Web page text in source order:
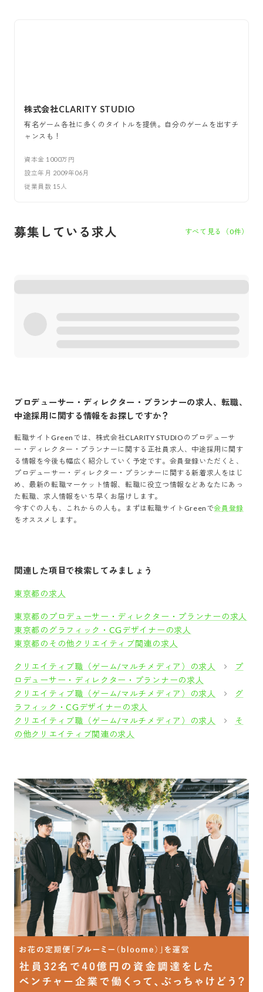
株式会社CLARITY STUDIO
有名ゲーム各社に多くのタイトルを提供。自分のゲームを出すチ
ャンスも！
資本金 1000万円
設立年月 2009年06月
従業員数 15 人
募集している求人 すべて見る（0件）
プロデューサー・ディレクター・プランナーの求人、転職、
中途採用に関する情報をお探しですか？
転職サイトGreenでは、 株式会社CLARITY STUDIO の プロデューサ
ー・ディレクター・プランナー に関する正社員求人、中途採用に関す
る情報を今後も幅広く紹介していく予定です。会員登録いただくと、
プロデューサー・ディレクター・プランナー に関する新着求人をはじ
め、最新の転職マーケット情報、転職に役立つ情報などあなたにあっ
た転職、求人情報をいち早くお届けします。
今すぐの人も、これからの人も。まずは転職サイトGreenで会員登録
をオススメします。
関連した項目で検索してみましょう
東京都の求人
東京都のプロデューサー・ディレクター・プランナーの求人
東京都のグラフィック・CGデザイナーの求人
東京都のその他クリエイティブ関連の求人
クリエイティブ職（ゲーム/マルチメディア）の求人
プ
ロデューサー・ディレクター・プランナーの求人
クリエイティブ職（ゲーム/マルチメディア）の求人
グ
ラフィック・CGデザイナーの求人
クリエイティブ職（ゲーム/マルチメディア）の求人
そ
の他クリエイティブ関連の求人